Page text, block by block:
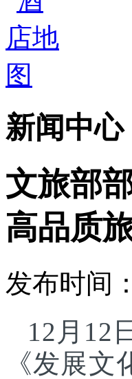
新闻中心
文旅部
高品质
发布时间
12月12
《发展